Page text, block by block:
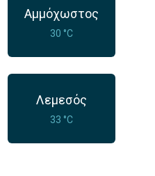
Αμμόχωστος
30 °C
Λεμεσός
33 °C